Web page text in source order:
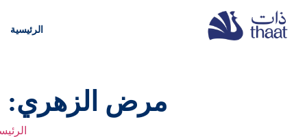
الرئيسية
مرض الزهري: